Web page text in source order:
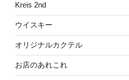
Kreis 2nd
ウイスキー
オリジナルカクテル
お店のあれこれ